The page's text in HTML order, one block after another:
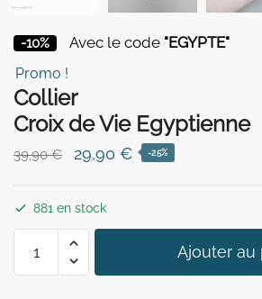
-10% Avec le code "EGYPTE"
Promo !
Collier
Croix de Vie Egyptienne
39,90€
Le
initial
était :
39,90 €.
29,90 €Le
est :
29,90 €.
-25%
881 en stock
Ajouter au